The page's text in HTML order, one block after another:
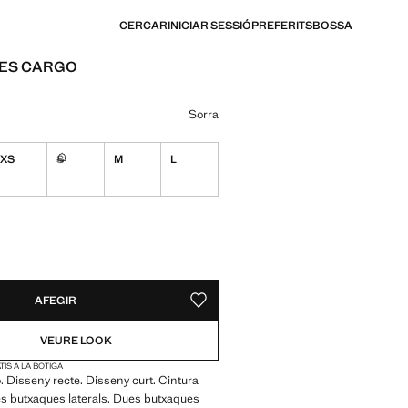
CERCARINICIAR SESSIÓPREFERITSBOSSA
CARGO
25,99 ]
color
Sorra
XS S M L
HO VULL!
AFEGIR DESAR COM A PREFERIT
VEURE LOOK
A LA BOTIGA
Disseny recte. Disseny curt. Cintura
butxaques laterals. Dues butxaques